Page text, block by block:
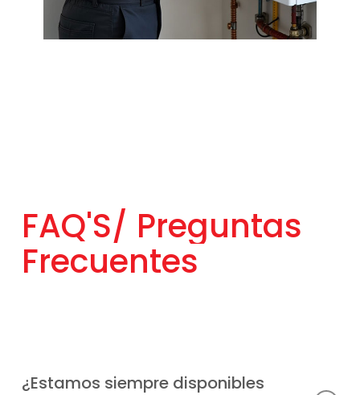
FAQ'S/ Preguntas
Frecuentes
¿Estamos siempre disponibles